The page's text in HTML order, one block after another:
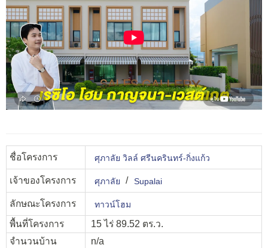
ชื่อโครงการ ศุภาลัย วิลล์ ศรีนครินทร์-กิ่งแก้ว
เจ้าของโครงการ ศุภาลัย / Supalai
ลักษณะโครงการ ทาวน์โฮม
พื้นที่โครงการ
15 ไร่ 89.52 ตร.ว.
จำนวนบ้าน
n/a